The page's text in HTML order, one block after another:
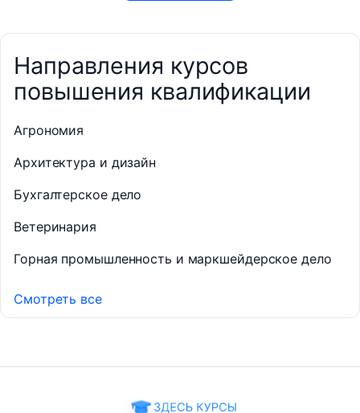
Направления курсов
повышения квалификации
Агрономия
Архитектура и дизайн
Бухгалтерское дело
Ветеринария
Горная промышленность и маркшейдерское дело
Смотреть все